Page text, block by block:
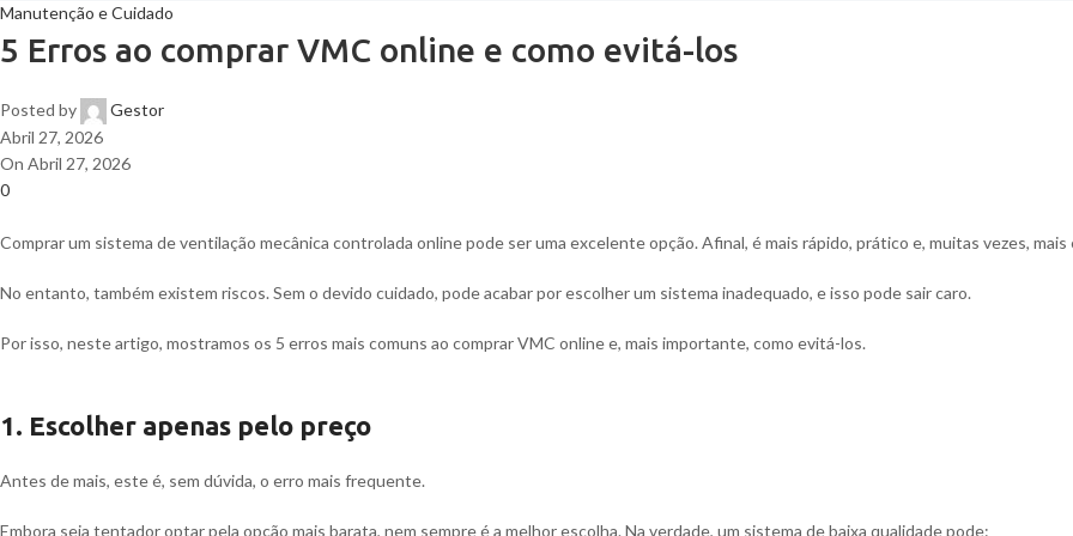
Manutenção e Cuidado
5 Erros ao comprar VMC online e como evitá-los
Posted by
Gestor
Abril 27, 2026
On Abril 27, 2026
0
Comprar um sistema de ventilação mecânica controlada online pode ser uma excelente opção. Afinal, é mais rápido, prático e, muitas vezes, mais
No entanto, também existem riscos. Sem o devido cuidado, pode acabar por escolher um sistema inadequado, e isso pode sair caro.
Por isso, neste artigo, mostramos os 5 erros mais comuns ao comprar VMC online e, mais importante, como evitá-los.
1. Escolher apenas pelo preço
Antes de mais, este é, sem dúvida, o erro mais frequente.
Embora seja tentador optar pela opção mais barata, nem sempre é a melhor escolha. Na verdade, um sistema de baixa qualidade pode: